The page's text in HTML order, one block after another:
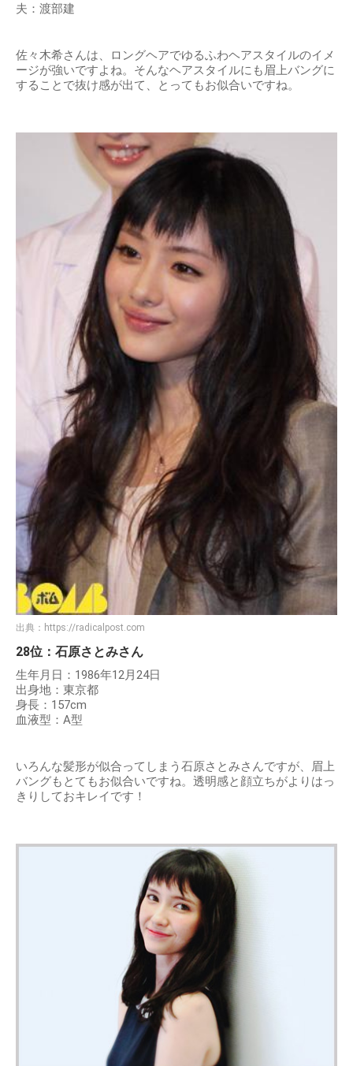
夫：渡部建
佐々木希さんは、ロングヘアでゆるふわヘアスタイルのイメ
ージが強いですよね。そんなヘアスタイルにも眉上バングに
することで抜け感が出て、とってもお似合いですね。
出典： https://radicalpost.com
28位：石原さとみさん
生年月日：1986年12月24日
出身地：東京都
身長：157cm
血液型：A型
いろんな髪形が似合ってしまう石原さとみさんですが、眉上
バングもとてもお似合いですね。透明感と顔立ちがよりはっ
きりしておキレイです！